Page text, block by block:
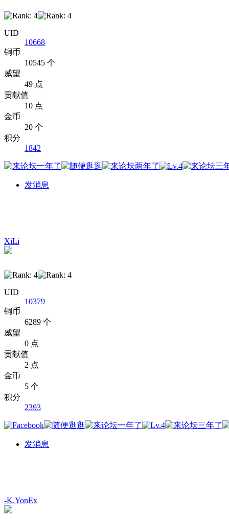
UID
10668
铜币
10545 个
威望
49 点
贡献值
10 点
金币
20 个
积分
1842
发消息
XiLi
UID
10379
铜币
6289 个
威望
0 点
贡献值
2 点
金币
5 个
积分
2393
发消息
-K.YonEx